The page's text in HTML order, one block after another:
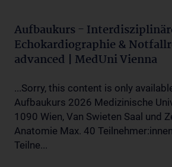
Aufbaukurs -
Echokardiographie &
advanced | MedUni Vienna
...Sorry, this content is only
Aufbaukurs 2026 Medizinische
1090 Wien, Van Swieten Saal und
Anatomie Max. 40
Teilne...